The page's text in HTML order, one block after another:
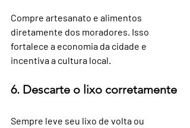
Compre artesanato e alimentos
diretamente dos moradores. Isso
fortalece a economia da cidade e
incentiva a cultura local.
6. Descarte o lixo corretamente
Sempre leve seu lixo de volta ou